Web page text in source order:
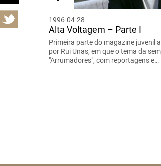
1996-04-28
Alta Voltagem – Parte I
Primeira parte do magazine juvenil
por Rui Unas, em que o tema da
"Arrumadores", com reportagens e…